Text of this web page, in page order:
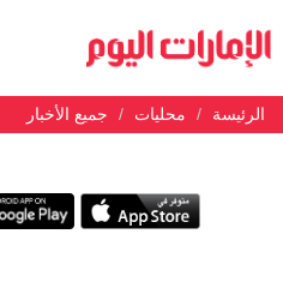
الرئيسة محليات جميع الأخبار